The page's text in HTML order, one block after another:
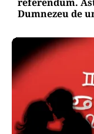
Dumnezeu de